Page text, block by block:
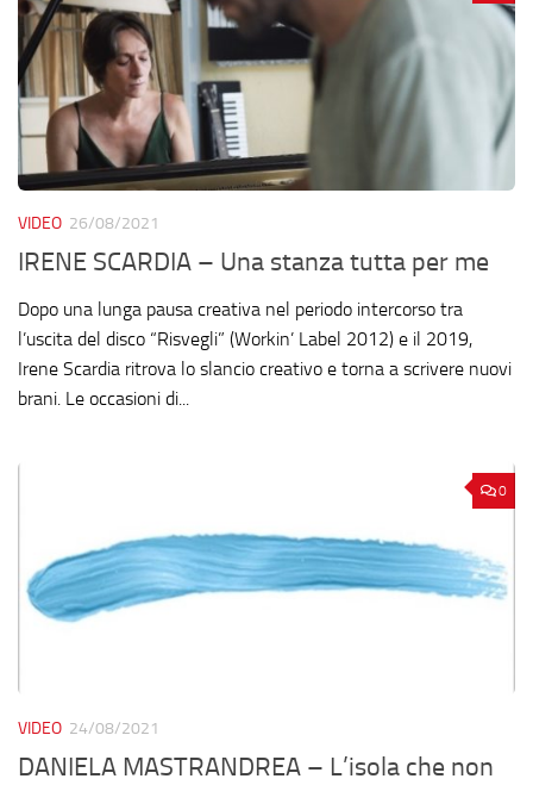
VIDEO 26/08/2021
IRENE SCARDIA – Una stanza tutta per me
Dopo una lunga pausa creativa nel periodo intercorso tra
l’uscita del disco “Risvegli” (Workin’ Label 2012) e il 2019,
Irene Scardia ritrova lo slancio creativo e torna a scrivere nuovi
brani. Le occasioni di...
0
VIDEO 24/08/2021
DANIELA MASTRANDREA – L’isola che non